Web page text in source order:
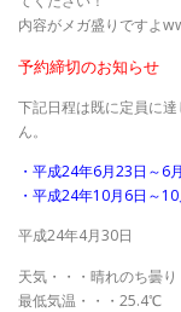
内容がメガ盛りですよ
予約締切のお知らせ
下記日程は既に定員に
ん。
・平成24年6月23日～6
・平成24年10月6日～
平成24年4月30日
天気・・・晴れのち曇り
最低気温・・・25.4℃